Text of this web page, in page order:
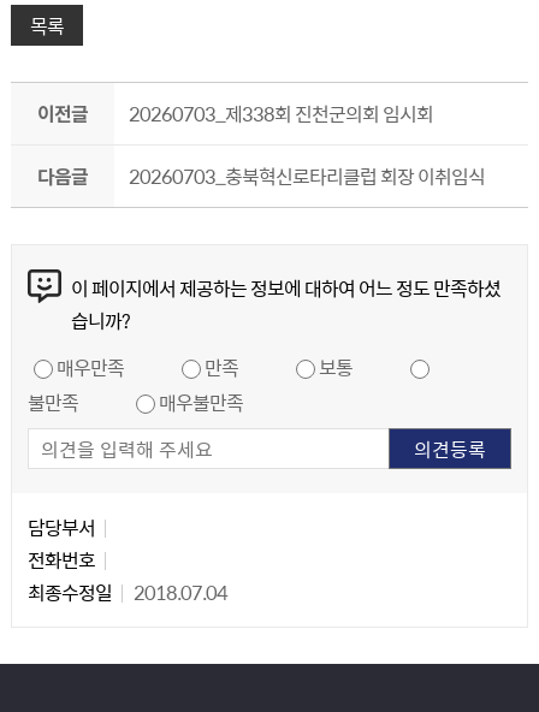
목록
이전글 20260703_제338회 진천군의회 임시회
다음글 20260703_충북혁신로타리클럽 회장 이취임식
이 페이지에서 제공하는 정보에 대하여 어느 정도 만족하셨
습니까?
매우만족 만족
보통
불만족
매우불만족
담당부서
전화번호
최종수정일
2018.07.04